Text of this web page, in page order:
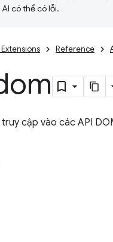
có thể có lỗi.
Reference
truy cập vào các API